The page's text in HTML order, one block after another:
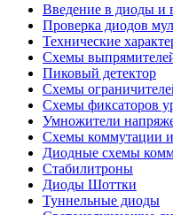
Введение в диоды и
Проверка диодов
Технические
Схемы
Пиковый детектор
Схемы
Схемы фиксаторов
Умножители
Схемы коммутации
Диодные схемы
Стабилитроны
Диоды Шоттки
Туннельные диоды